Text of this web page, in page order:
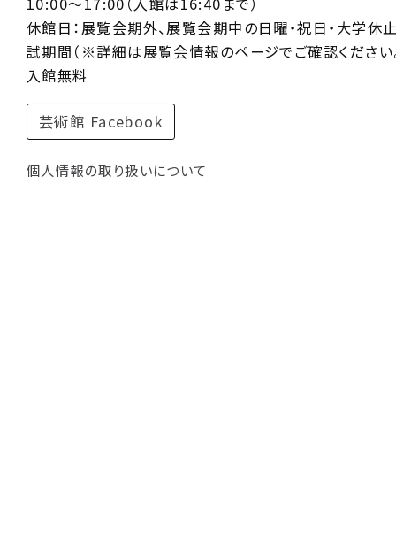
休館日：展覧会期外、展覧会期中の日曜・祝日・大学休
試期間（※詳細は展覧会情報のページでご確認ください
入館無料
芸術館 Facebook
個人情報の取り扱いについて